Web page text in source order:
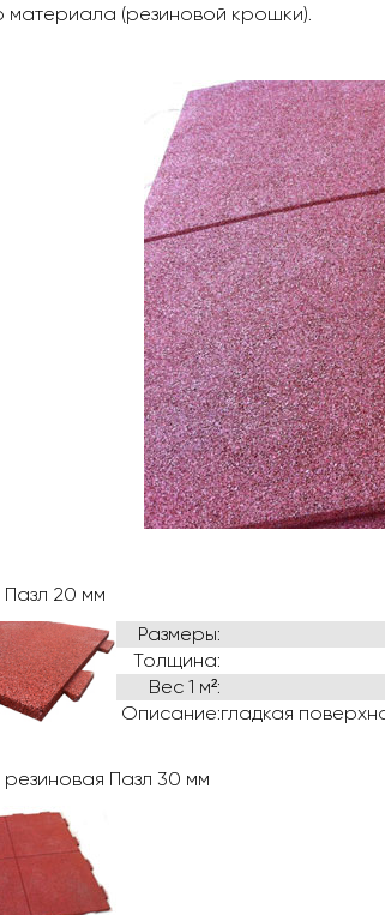
материала (резиновой крошки).
Пазл 20 мм
Размеры:
Толщина:
Вес 1 м²:
Описание:гладкая
резиновая Пазл 30 мм